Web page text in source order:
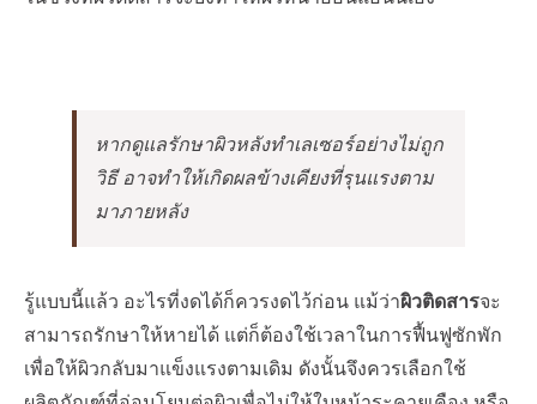
หากดูแลรักษาผิวหลังทำเลเซอร์อย่างไม่ถูก
วิธี อาจทำให้เกิดผลข้างเคียงที่รุนแรงตาม
มาภายหลัง
รู้แบบนี้แล้ว อะไรที่งดได้ก็ควรงดไว้ก่อน แม้ว่าผิวติดสารจะ
สามารถรักษาให้หายได้ แต่ก็ต้องใช้เวลาในการฟื้นฟูซักพัก
เพื่อให้ผิวกลับมาแข็งแรงตามเดิม ดังนั้นจึงควรเลือกใช้